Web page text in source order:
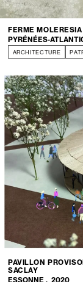
FERME
PYRÉNÉES-
ARCHITECTURE
PAVILLON
SACLAY